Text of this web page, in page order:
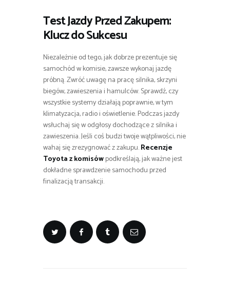
Test Jazdy Przed Zakupem:
Klucz do Sukcesu
Niezależnie od tego, jak dobrze prezentuje się
samochód w komisie, zawsze wykonaj jazdę
próbną. Zwróć uwagę na pracę silnika, skrzyni
biegów, zawieszenia i hamulców. Sprawdź, czy
wszystkie systemy działają poprawnie, w tym
klimatyzacja, radio i oświetlenie. Podczas jazdy
wsłuchaj się w odgłosy dochodzące z silnika i
zawieszenia. Jeśli coś budzi twoje wątpliwości, nie
wahaj się zrezygnować z zakupu.Recenzje
Toyota z komisówpodkreślają, jak ważne jest
dokładne sprawdzenie samochodu przed
finalizacją transakcji.